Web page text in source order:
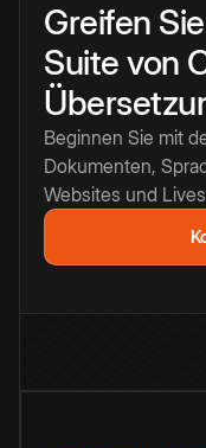
Greifen
Suite von
Beginnen Sie mit
Dokumenten,
Websites und